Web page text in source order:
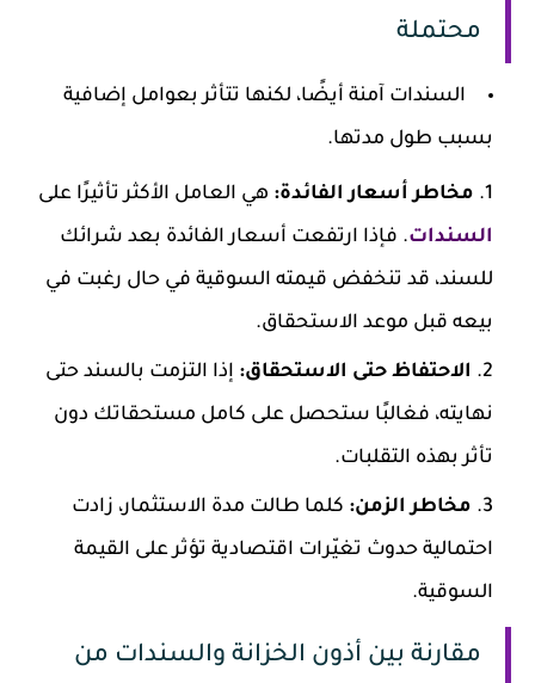
محتملة
السندات آمنة أيضًا، لكنها تتأثر بعوامل إضافية
بسبب طول مدتها.
مخاطر أسعار الفائدة: هي العامل الأكثر تأثيرًا على
السندات. فإذا ارتفعت أسعار الفائدة بعد شرائك
للسند، قد تنخفض قيمته السوقية في حال رغبت في
بيعه قبل موعد الاستحقاق.
الاحتفاظ حتى الاستحقاق: إذا التزمت بالسند حتى
نهايته، فغالبًا ستحصل على كامل مستحقاتك دون
تأثر بهذه التقلبات.
مخاطر الزمن: كلما طالت مدة الاستثمار، زادت
احتمالية حدوث تغيّرات اقتصادية تؤثر على القيمة
السوقية.
مقارنة بين أذون الخزانة والسندات من